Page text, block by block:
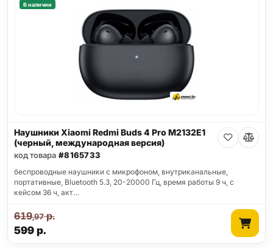
В наличии
Наушники Xiaomi Redmi Buds 4 Pro M2132E1
(черный, международная версия)
код товара #8165733
беспроводные наушники с микрофоном, внутриканальные,
портативные, Bluetooth 5.3, 20-20000 Гц, время работы 9 ч, с
кейсом 36 ч, акт…
599р.
619,97р.